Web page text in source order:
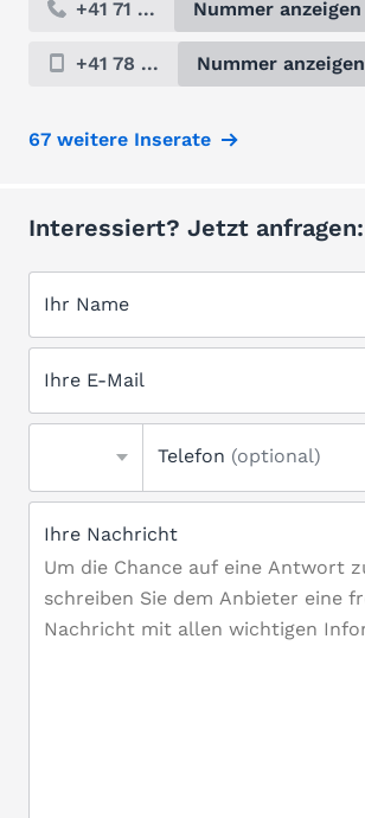
+41 71 ... Nummer anzeigen
+41 78 ... Nummer anzeigen
67 weitere Inserate
Interessiert? Jetzt anfragen:
Ihr Name
Ihre E-Mail
Telefon (optional)
Ihre Nachricht